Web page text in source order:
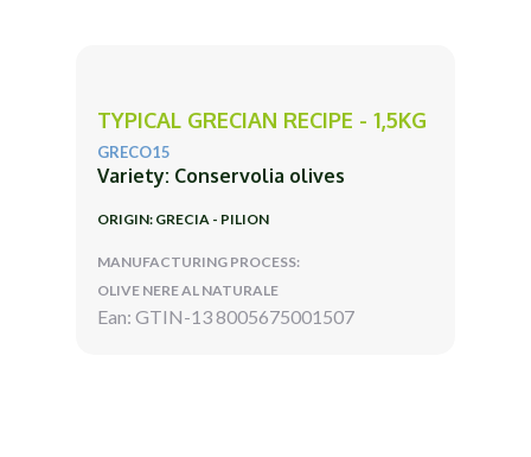
TYPICAL GRECIAN RECIPE - 1,5KG
GRECO15
Variety: Conservolia olives
ORIGIN: GRECIA - PILION
MANUFACTURING PROCESS:
OLIVE NERE AL NATURALE
Ean: GTIN-13 8005675001507